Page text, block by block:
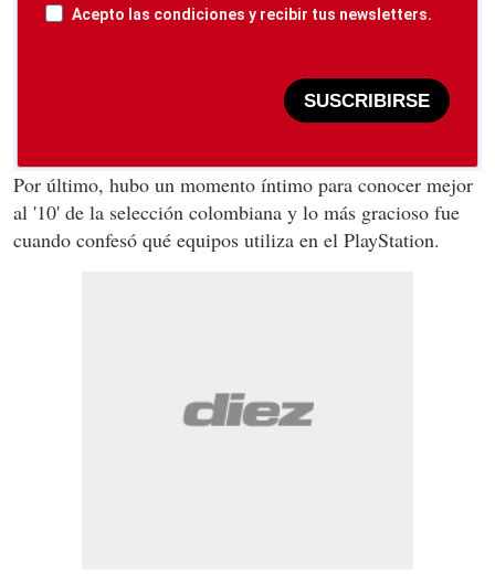
Acepto las condiciones y recibir tus newsletters.
SUSCRIBIRSE
Por último, hubo un momento íntimo para conocer mejor
al '10' de la selección colombiana y lo más gracioso fue
cuando confesó qué equipos utiliza en el PlayStation.